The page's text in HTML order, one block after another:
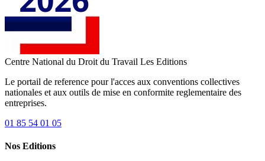
Centre National du Droit du Travail Les Editions
Le portail de reference pour l'acces aux conventions collectives
nationales et aux outils de mise en conformite reglementaire des
entreprises.
01 85 54 01 05
Nos Editions